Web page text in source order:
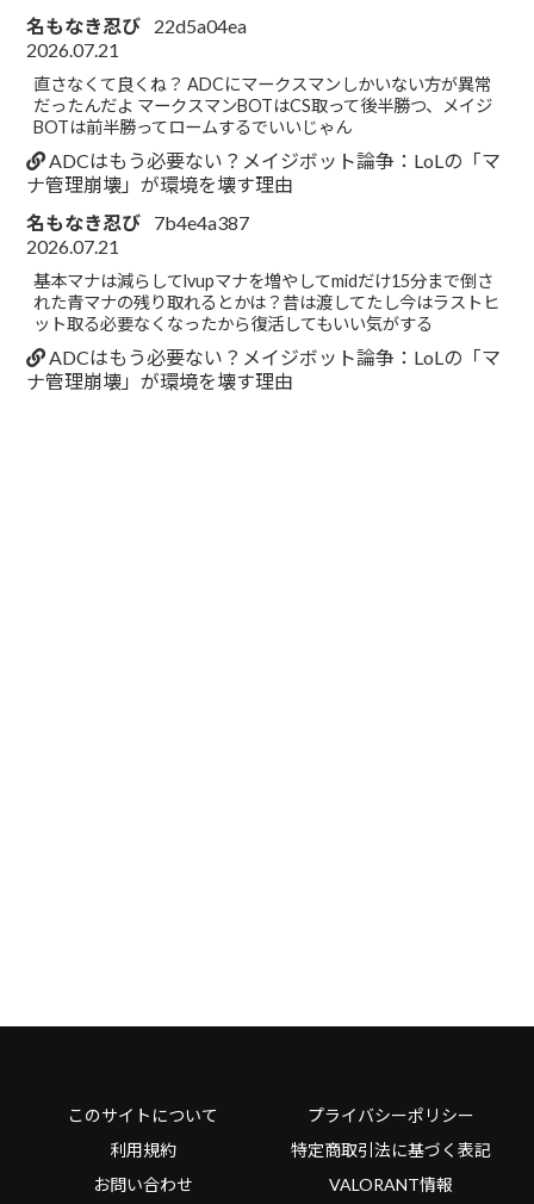
名もなき忍び
22d5a04ea
2026.07.21
直さなくて良くね？ ADCにマークスマンしかいない方が異常
だったんだよ マークスマンBOTはCS取って後半勝つ、メイジ
BOTは前半勝ってロームするでいいじゃん
ADCはもう必要ない？メイジボット論争：LoLの「マ
ナ管理崩壊」が環境を壊す理由
名もなき忍び
7b4e4a387
2026.07.21
基本マナは減らしてlvupマナを増やしてmidだけ15分まで倒さ
れた青マナの残り取れるとかは？昔は渡してたし今はラストヒ
ット取る必要なくなったから復活してもいい気がする
ADCはもう必要ない？メイジボット論争：LoLの「マ
ナ管理崩壊」が環境を壊す理由
このサイトについて
プライバシーポリシー
利用規約
特定商取引法に基づく表記
お問い合わせ
VALORANT情報